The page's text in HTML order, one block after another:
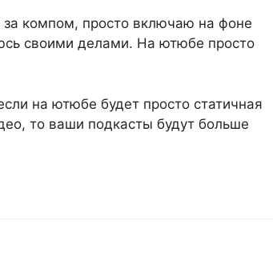
компом, просто включаю на фоне
своими делами. На ютюбе просто
на ютюбе будет просто статичная
то ваши подкасты будут больше